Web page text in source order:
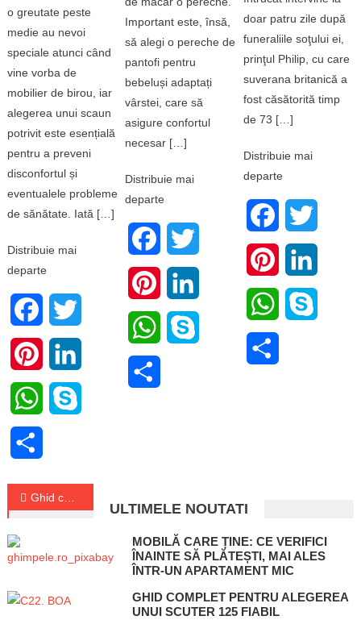
o greutate peste
medie au nevoi
speciale atunci când
vine vorba de
mobilier de birou, iar
alegerea unui scaun
potrivit este esențială
pentru a preveni
disconfortul și
eventualele probleme
de sănătate. Iată […]
Distribuie mai
departe
Facebook
PinterestLinkedIn
WhatsApp
Important este, însă,
să alegi o pereche de
pantofi pentru
bebeluși adaptați
vârstei, care să
asigure confortul
necesar […]
Distribuie mai
departe
Facebook
Pinterest
WhatsApp
doar patru zile după
funeraliile soţului ei,
prinţul Philip, cu care
suverana britanică a
fost căsătorită timp
de 73 […]
Distribuie mai
departe
Facebook
Pinterest
WhatsApp
Navigare
în
articole
Ghid complet pentru alegerea unui scuter 125 fiabil
ULTIMELE NOUTATI
MOBILĂ CARE ȚINE: CE VERIFICI
ÎNAINTE SĂ PLĂTEȘTI, MAI ALES
ÎNTR-UN APARTAMENT MIC
GHID COMPLET PENTRU ALEGEREA
UNUI SCUTER 125 FIABIL